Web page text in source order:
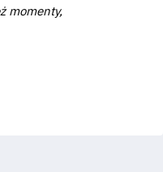
momenty,